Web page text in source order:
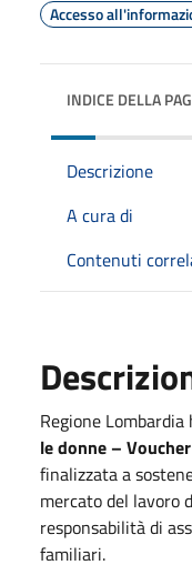
Accesso
INDICE DELLA
Descrizione
A cura di
Contenuti
Regione
le donne –
finalizzata a
mercato del lavoro
responsabilità di
familiari.